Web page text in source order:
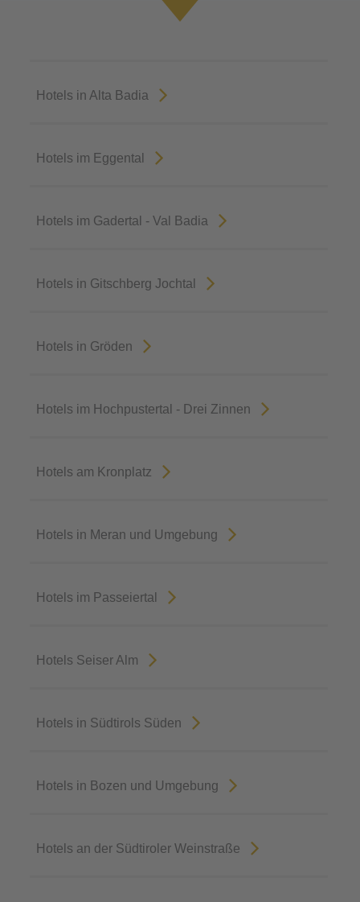
Hotels in Alta Badia
Hotels im Eggental
Hotels im Gadertal - Val Badia
Hotels in Gitschberg Jochtal
Hotels in Gröden
Hotels im Hochpustertal - Drei Zinnen
Hotels am Kronplatz
Hotels in Meran und Umgebung
Hotels im Passeiertal
Hotels Seiser Alm
Hotels in Südtirols Süden
Hotels in Bozen und Umgebung
Hotels an der Südtiroler Weinstraße